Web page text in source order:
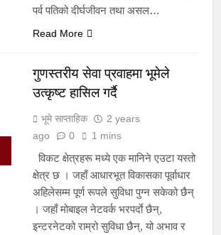
पर्व पतिको दीर्घजीवन तथा असल…
Read More
गुणस्तरीय सेवा प्रवाहमा भूमेले
उत्कृष्ट हासिल गर्दै
भूमे साप्ताहिक
2 years
ago
0 1 mins
विकट क्षेत्रहरू मध्ये एक मानिने एउटा यस्तो
क्षेत्र छ । जहाँ आधारभूत विकासका पूर्वाधार
अहिलेसम्म पूर्ण रूपले सुविधा पुग्न सकेको छैन्
। जहाँ मोबाइल नेटवर्क भरपर्दाे छैन्,
इन्टरनेटको राम्रो सुविधा छैन्, यो अभाव र